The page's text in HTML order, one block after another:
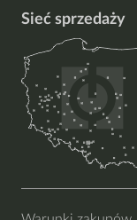
Sieć sprzedaży